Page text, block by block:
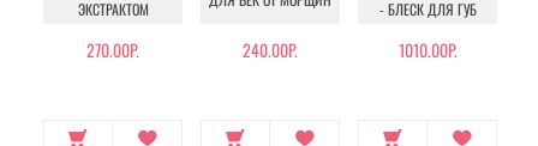
ЭКСТРАКТОМ
270.00Р. 240.00Р.
- БЛЕСК ДЛЯ ГУБ
1010.00Р.